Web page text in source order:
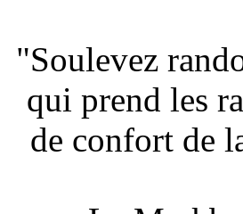
"Soulevez
qui prend les
de confort de